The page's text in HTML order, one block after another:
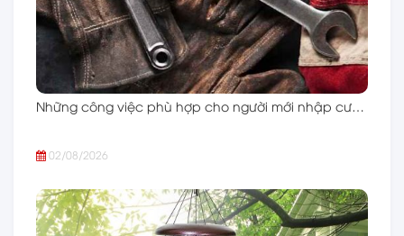
Những công việc phù hợp cho người mới nhập cư…
02/08/2026